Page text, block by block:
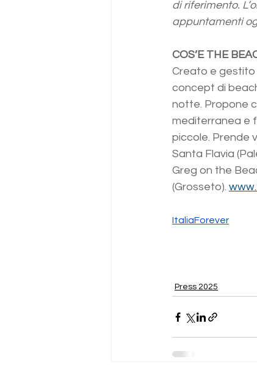
di riferimento.
appuntamenti
COS’E THE
Creato e gestito
concept di
notte. Propone
mediterranea e
piccole. Prende
Santa Flavia
Greg on the
(Grosseto).
ItaliaForever
Press 2025